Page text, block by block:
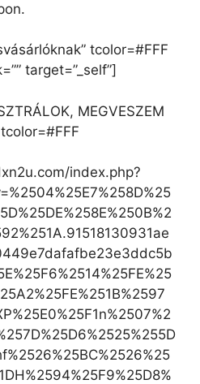
tcolor=#FFF
target=”_self”]
MEGVESZEM
tcolor=#FFF
index.php?